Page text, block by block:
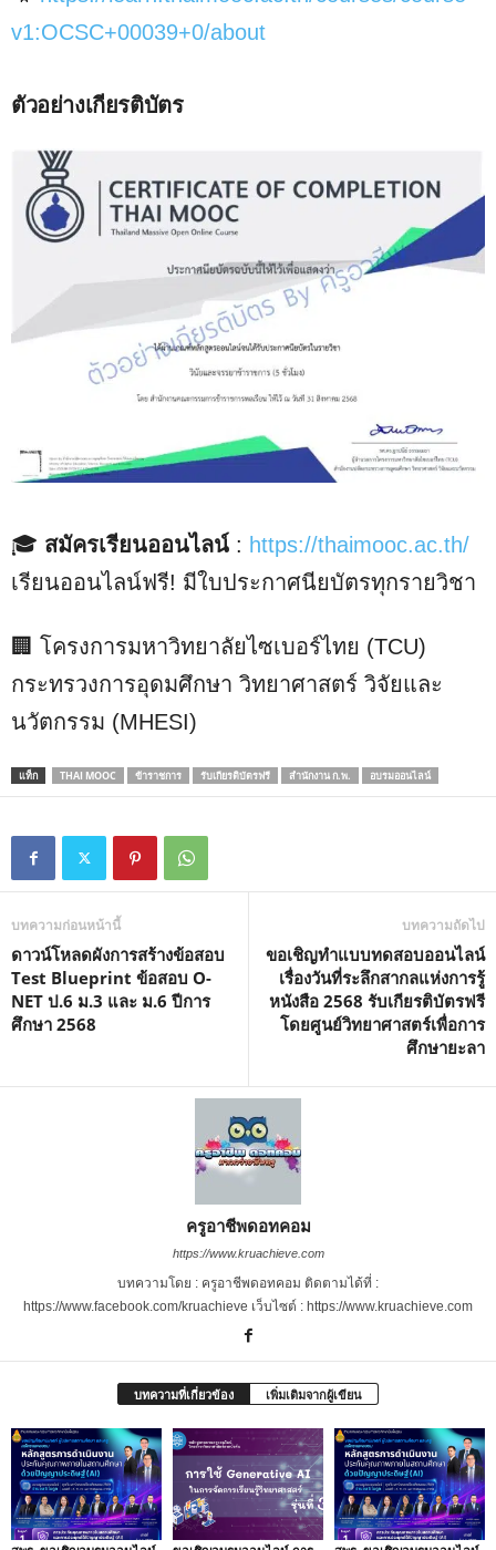
v1:OCSC+00039+0/about
ตัวอย่างเกียรติบัตร
🎓 สมัครเรียนออนไลน์ : https://thaimooc.ac.th/
เรียนออนไลน์ฟรี! มีใบประกาศนียบัตรทุกรายวิชา
🏢 โครงการมหาวิทยาลัยไซเบอร์ไทย (TCU)
กระทรวงการอุดมศึกษา วิทยาศาสตร์ วิจัยและ
นวัตกรรม (MHESI)
แท็ก THAI MOOC ข้าราชการ รับเกียรติบัตรฟรี สำนักงาน ก.พ. อบรมออนไลน์
บทความก่อนหน้านี้
ดาวน์โหลดผังการสร้างข้อสอบ
Test Blueprint ข้อสอบ O-
NET ป.6 ม.3 และ ม.6 ปีการ
ศึกษา 2568
บทความถัดไป
ขอเชิญทำแบบทดสอบออนไลน์
เรื่องวันที่ระลึกสากลแห่งการรู้
หนังสือ 2568 รับเกียรติบัตรฟรี
โดยศูนย์วิทยาศาสตร์เพื่อการ
ศึกษายะลา
ครูอาชีพดอทคอม
https://www.kruachieve.com
บทความโดย : ครูอาชีพดอทคอม ติดตามได้ที่ :
https://www.facebook.com/kruachieve เว็บไซต์ : https://www.kruachieve.com
บทความที่เกี่ยวข้อง เพิ่มเติมจากผู้เขียน